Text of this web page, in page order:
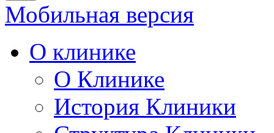
Мобильная версия
О клинике
О Клинике
История Клиники